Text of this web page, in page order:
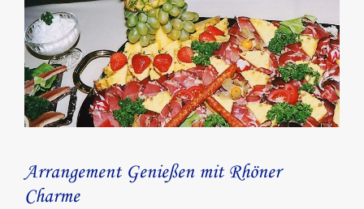
Arrangement Genießen mit Rhöner
Charme